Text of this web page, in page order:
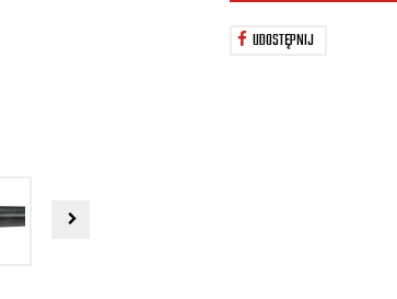
UDOSTĘPNIJ